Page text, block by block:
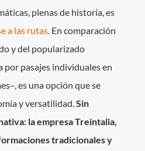
plenas de historia, es
a las rutas . En comparación
y del popularizado
por pasajes individuales en
es una opción que se
y versatilidad.Sin
la empresa Treintalia,
tradicionales y